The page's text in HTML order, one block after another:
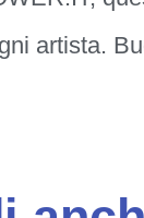
artista.